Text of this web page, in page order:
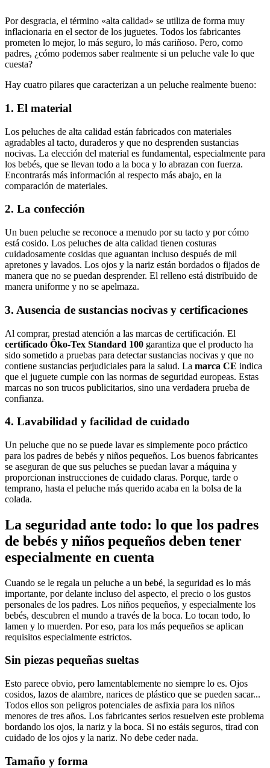
Por desgracia, el término «alta calidad» se utiliza de forma muy
inflacionaria en el sector de los juguetes. Todos los fabricantes
prometen lo mejor, lo más seguro, lo más cariñoso. Pero, como
padres, ¿cómo podemos saber realmente si un peluche vale lo que
cuesta?
Hay cuatro pilares que caracterizan a un peluche realmente bueno:
1. El material
Los peluches de alta calidad están fabricados con materiales
agradables al tacto, duraderos y que no desprenden sustancias
nocivas. La elección del material es fundamental, especialmente para
los bebés, que se llevan todo a la boca y lo abrazan con fuerza.
Encontrarás más información al respecto más abajo, en la
comparación de materiales.
2. La confección
Un buen peluche se reconoce a menudo por su tacto y por cómo
está cosido. Los peluches de alta calidad tienen costuras
cuidadosamente cosidas que aguantan incluso después de mil
apretones y lavados. Los ojos y la nariz están bordados o fijados de
manera que no se puedan desprender. El relleno está distribuido de
manera uniforme y no se apelmaza.
3. Ausencia de sustancias nocivas y certificaciones
Al comprar, prestad atención a las marcas de certificación. El
certificado Öko-Tex Standard 100 garantiza que el producto ha
sido sometido a pruebas para detectar sustancias nocivas y que no
contiene sustancias perjudiciales para la salud. La marca CE indica
que el juguete cumple con las normas de seguridad europeas. Estas
marcas no son trucos publicitarios, sino una verdadera prueba de
confianza.
4. Lavabilidad y facilidad de cuidado
Un peluche que no se puede lavar es simplemente poco práctico
para los padres de bebés y niños pequeños. Los buenos fabricantes
se aseguran de que sus peluches se puedan lavar a máquina y
proporcionan instrucciones de cuidado claras. Porque, tarde o
temprano, hasta el peluche más querido acaba en la bolsa de la
colada.
La seguridad ante todo: lo que los padres
de bebés y niños pequeños deben tener
especialmente en cuenta
Cuando se le regala un peluche a un bebé, la seguridad es lo más
importante, por delante incluso del aspecto, el precio o los gustos
personales de los padres. Los niños pequeños, y especialmente los
bebés, descubren el mundo a través de la boca. Lo tocan todo, lo
lamen y lo muerden. Por eso, para los más pequeños se aplican
requisitos especialmente estrictos.
Sin piezas pequeñas sueltas
Esto parece obvio, pero lamentablemente no siempre lo es. Ojos
cosidos, lazos de alambre, narices de plástico que se pueden sacar...
Todos ellos son peligros potenciales de asfixia para los niños
menores de tres años. Los fabricantes serios resuelven este problema
bordando los ojos, la nariz y la boca. Si no estáis seguros, tirad con
cuidado de los ojos y la nariz. No debe ceder nada.
Tamaño y forma